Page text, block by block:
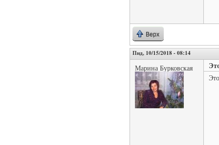
Верх
Пнд, 10/15/2018 - 08:14
Марина Бурковская